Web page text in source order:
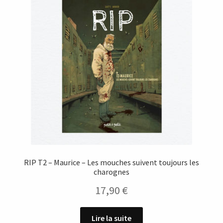
RIP T2 – Maurice – Les mouches suivent toujours les
charognes
17,90 €
Lire la suite